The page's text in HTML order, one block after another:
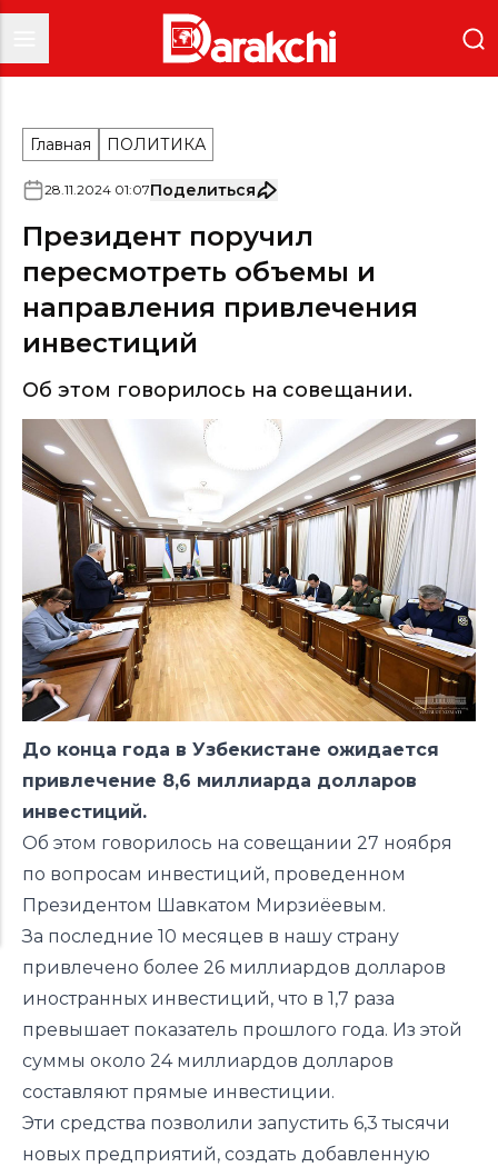
Главная ПОЛИТИКА
28.11.2024 01:07Поделиться
Президент поручил
пересмотреть объемы и
направления привлечения
инвестиций
Об этом говорилось на совещании.
До конца года в Узбекистане ожидается
привлечение 8,6 миллиарда долларов
инвестиций.
Об этом говорилось на совещании 27 ноября
по вопросам инвестиций, проведенном
Президентом Шавкатом Мирзиёевым.
За последние 10 месяцев в нашу страну
привлечено более 26 миллиардов долларов
иностранных инвестиций, что в 1,7 раза
превышает показатель прошлого года. Из этой
суммы около 24 миллиардов долларов
составляют прямые инвестиции.
Эти средства позволили запустить 6,3 тысячи
новых предприятий, создать добавленную